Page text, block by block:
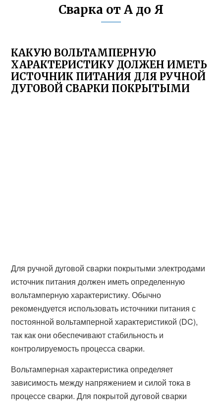
Сварка от А до Я
КАКУЮ ВОЛЬТАМПЕРНУЮ
ХАРАКТЕРИСТИКУ ДОЛЖЕН ИМЕТЬ
ИСТОЧНИК ПИТАНИЯ ДЛЯ РУЧНОЙ
ДУГОВОЙ СВАРКИ ПОКРЫТЫМИ
Для ручной дуговой сварки покрытыми электродами
источник питания должен иметь определенную
вольтамперную характеристику. Обычно
рекомендуется использовать источники питания с
постоянной вольтамперной характеристикой (DC),
так как они обеспечивают стабильность и
контролируемость процесса сварки.
Вольтамперная характеристика определяет
зависимость между напряжением и силой тока в
процессе сварки. Для покрытой дуговой сварки